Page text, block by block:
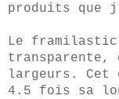
produits que
Le framilastic
transparente,
largeurs.
4.5 fois sa